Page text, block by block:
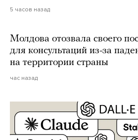
5 часов назад
Молдова отозвала своего
для консультаций из-за
на территории страны
час назад